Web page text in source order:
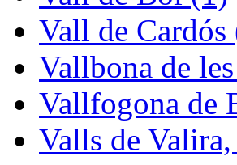
Vall de Cardós
Vallbona de
Vallfogona de
Valls de